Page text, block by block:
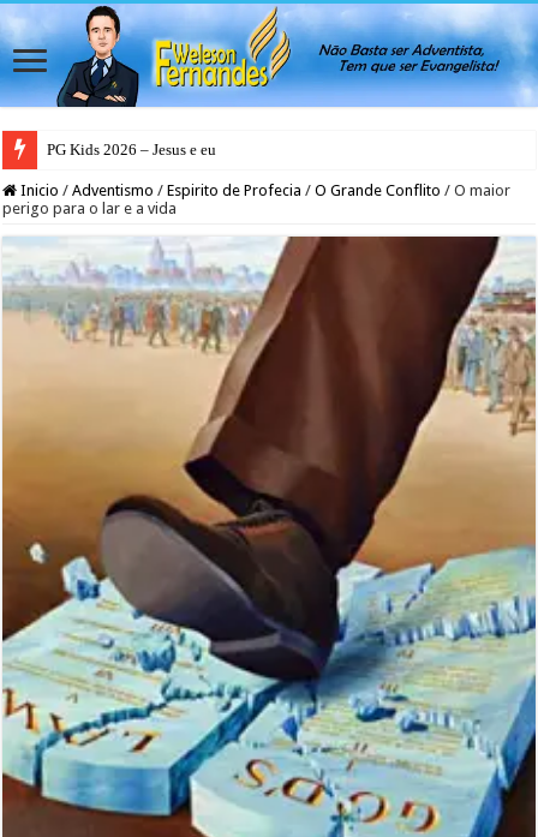
PG Kids 2026 – Jesus e eu
PG Teens 2026 – A Luz do Mundo
Inicio / Adventismo / Espirito de Profecia / O Grande Conflito / O maior
perigo para o lar e a vida